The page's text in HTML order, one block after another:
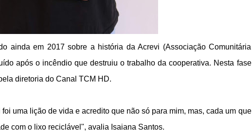
ainda em 2017 sobre a história da Acrevi (Associação Comunitária
após o incêndio que destruiu o trabalho da cooperativa. Nesta fase
diretoria do Canal TCM HD.
uma lição de vida e acredito que não só para mim, mas, cada um que
com o lixo reciclável", avalia Isaiana Santos.